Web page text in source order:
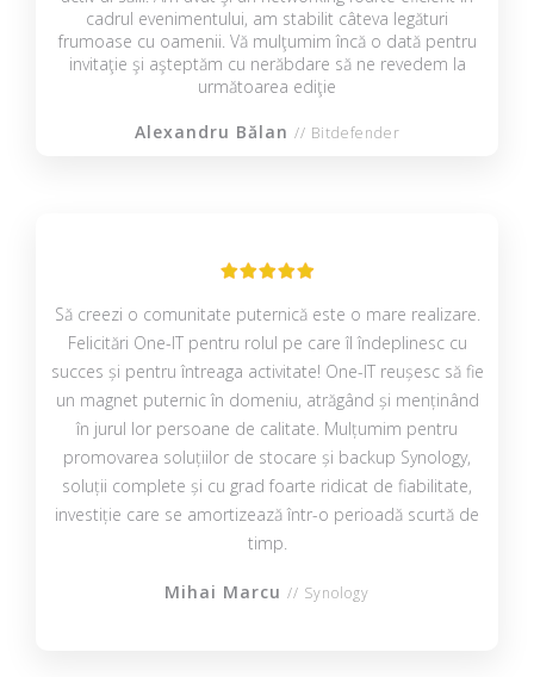
cadrul evenimentului, am stabilit câteva legături
frumoase cu oamenii. Vă mulţumim încă o dată pentru
invitaţie şi aşteptăm cu nerăbdare să ne revedem la
următoarea ediţie
Alexandru Bălan // Bitdefender
Să creezi o comunitate puternică este o mare realizare.
Felicitări One-IT pentru rolul pe care îl îndeplinesc cu
succes și pentru întreaga activitate! One-IT reușesc să fie
un magnet puternic în domeniu, atrăgând și menținând
în jurul lor persoane de calitate. Mulțumim pentru
promovarea soluțiilor de stocare și backup Synology,
soluții complete și cu grad foarte ridicat de fiabilitate,
investiție care se amortizează într-o perioadă scurtă de
timp.
Mihai Marcu // Synology